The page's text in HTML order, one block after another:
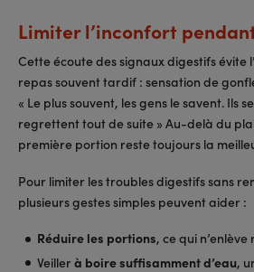
Limiter l’inconfort
Cette écoute des signaux digestifs évite
repas souvent tardif : sensation de
« Le plus souvent, les gens le savent. Ils
regrettent tout de suite » Au-delà du
première portion reste toujours la
Pour limiter les troubles digestifs sans
plusieurs gestes simples peuvent aider :
Réduire les portions, ce qui
Veillerà boire suffisamment d’eau,